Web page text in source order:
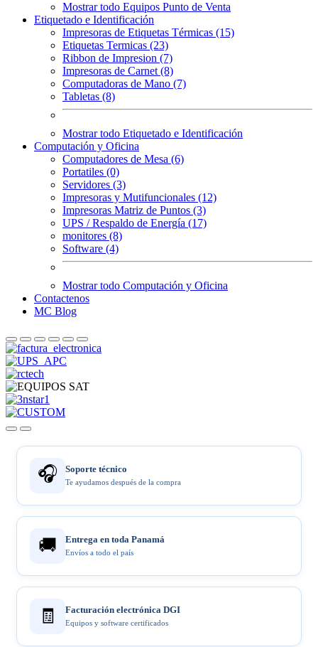
Mostrar todo Equipos Punto de Venta
Etiquetado e Identificación
Impresoras de Etiquetas Térmicas (15)
Etiquetas Termicas (23)
Ribbon de Impresion (7)
Impresoras de Carnet (8)
Computadoras de Mano (7)
Tabletas (8)
Mostrar todo Etiquetado e Identificación
Computación y Oficina
Computadores de Mesa (6)
Portatiles (0)
Servidores (3)
Impresoras y Mutifuncionales (12)
Impresoras Matriz de Puntos (3)
UPS / Respaldo de Energía (17)
monitores (8)
Software (4)
Mostrar todo Computación y Oficina
Contactenos
MC Blog
🎧 Soporte técnico
Te ayudamos después de la compra
🚚 Entrega en toda Panamá
Envíos a todo el país
🧾 Facturación electrónica DGI
Equipos y software certificados